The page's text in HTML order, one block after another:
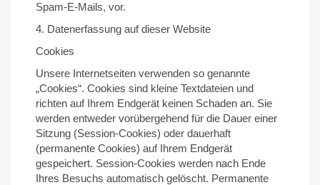
Spam-E-Mails, vor.
4. Datenerfassung auf dieser Website
Cookies
Unsere Internetseiten verwenden so genannte
„Cookies“. Cookies sind kleine Textdateien und
richten auf Ihrem Endgerät keinen Schaden an. Sie
werden entweder vorübergehend für die Dauer einer
Sitzung (Session-Cookies) oder dauerhaft
(permanente Cookies) auf Ihrem Endgerät
gespeichert. Session-Cookies werden nach Ende
Ihres Besuchs automatisch gelöscht. Permanente